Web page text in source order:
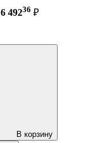
6 49236 ₽
В корзину